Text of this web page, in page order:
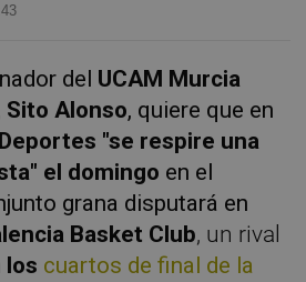
del UCAM Murcia
Sito Alonso, quiere que en
"se respire una
el domingo en el
grana disputará en
Basket Club, un rival
los cuartos de final de la